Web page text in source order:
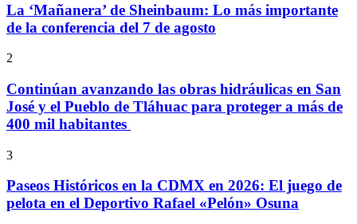
La ‘Mañanera’ de Sheinbaum: Lo más importante
de la conferencia del 7 de agosto
2
Continúan avanzando las obras hidráulicas en San
José y el Pueblo de Tláhuac para proteger a más de
400 mil habitantes
3
Paseos Históricos en la CDMX en 2026: El juego de
pelota en el Deportivo Rafael «Pelón» Osuna